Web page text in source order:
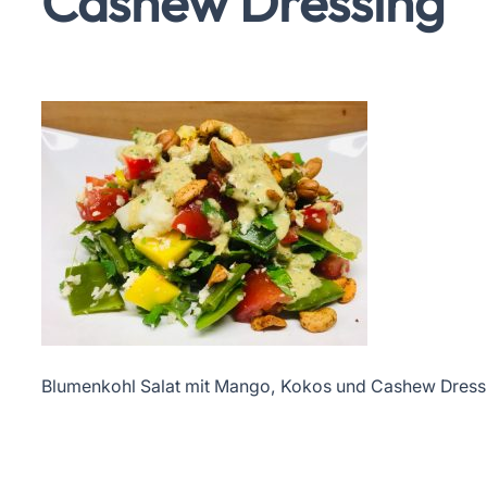
Blumenkohl Salat mit Mango, Kokos und Cashew